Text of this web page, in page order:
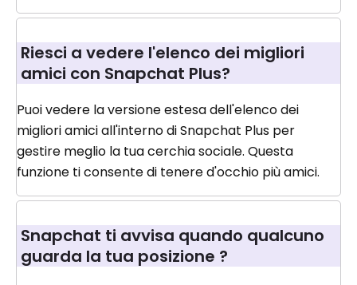
Riesci a vedere l'elenco dei migliori
amici con Snapchat Plus?
Puoi vedere la versione estesa dell'elenco dei
migliori amici all'interno di Snapchat Plus per
gestire meglio la tua cerchia sociale. Questa
funzione ti consente di tenere d'occhio più amici.
Snapchat ti avvisa quando qualcuno
guarda la tua posizione ?